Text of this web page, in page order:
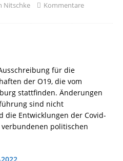
Nitschke
Kommentare
für die
der O19, die vom
stattfinden. Änderungen
sind nicht
die Entwicklungen der Covid-
politischen